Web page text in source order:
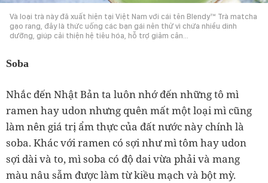
Và loại trà này đã xuất hiện tại Việt Nam với cái tên Blendy™ Trà matcha
gạo rang, đây là thức uống các bạn gái nên thử vì chứa nhiều dinh
dưỡng, giúp cải thiện hệ tiêu hóa, hỗ trợ giảm cân…
Soba
Nhắc đến Nhật Bản ta luôn nhớ đến những tô mì
ramen hay udon nhưng quên mất một loại mì cũng
làm nên giá trị ẩm thực của đất nước này chính là
soba. Khác với ramen có sợi như mì tôm hay udon
sợi dài và to, mì soba có độ dai vừa phải và mang
màu nâu sẫm được làm từ kiều mạch và bột mỳ.